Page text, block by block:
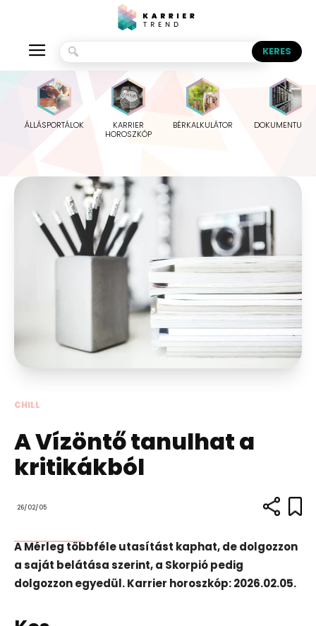
ÁLLÁSPORTÁLOK
KARRIER
HOROSZKÓP
BÉRKALKULÁTOR
CHILL
A Vízöntő tanulhat a
kritikákból
26/02/05
A Mérleg többféle utasítást kaphat, de dolgozzon
a saját belátása szerint, a Skorpió pedig
dolgozzon egyedül. Karrier horoszkóp: 2026.02.05.